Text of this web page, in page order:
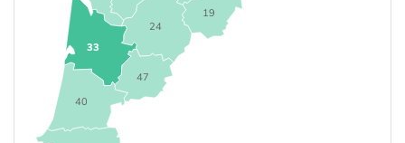
19
24
33
40
47